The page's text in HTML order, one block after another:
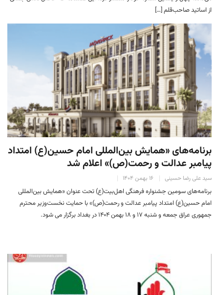
از اساتید صاحب‌قلم […]
برنامه‌های «همایش بین‌المللی امام حسین(ع) امتداد
پیامبر عدالت و رحمت(ص)» اعلام شد
سید علی رضا حسینی ۱۶ بهمن ۱۴۰۴
برنامه‌های سومین جشنواره فرهنگی اهل‌بیت(ع) تحت عنوان «همایش بین‌المللی
امام حسین(ع) امتداد پیامبر عدالت و رحمت(ص)» با حمایت نخست‌وزیر محترم
جمهوری عراق جمعه و شنبه ۱۷ و ۱۸ بهمن ۱۴۰۴ در بغداد برگزار می شود.